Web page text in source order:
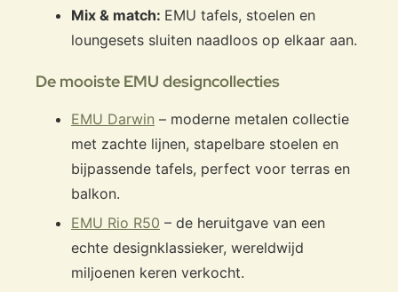
Mix & match: EMU tafels, stoelen en
loungesets sluiten naadloos op elkaar aan.
De mooiste EMU designcollecties
EMU Darwin – moderne metalen collectie
met zachte lijnen, stapelbare stoelen en
bijpassende tafels, perfect voor terras en
balkon.
EMU Rio R50 – de heruitgave van een
echte designklassieker, wereldwijd
miljoenen keren verkocht.